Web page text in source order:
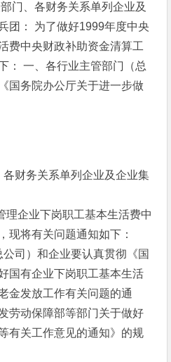
门、各财务关系单列企业及
团： 为了做好1999年度中央
费中央财政补助资金清算工
： 一、各行业主管部门（总
国务院办公厅关于进一步做
财务关系单列企业及企业集
理企业下岗职工基本生活费中
现将有关问题通知如下：
司）和企业要认真贯彻《国
国有企业下岗职工基本生活
金发放工作有关问题的通
劳动保障部等部门关于做好
有关工作意见的通知》的规